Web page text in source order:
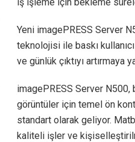
Yeni imagePRESS Server
teknolojisi ile baskı
ve günlük çıktıyı artırmaya
imagePRESS Server
görüntüler için temel ön
standart olarak geliyor.
kaliteli işler ve